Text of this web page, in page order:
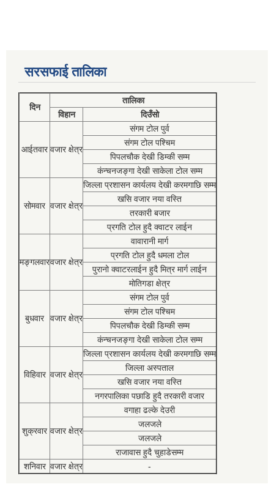
सरसफाई तालिका
दिन
तालिका
विहान
दिउँसो
आईतवार वजार क्षेत्र
संगम टोल पुर्व
संगम टोल पश्चिम
पिपलचौक देखी डिम्की सम्म
कंन्चनजङ्गा देखी साकेला टोल सम्म
सोमवार वजार क्षेत्र
जिल्ला प्रशासन कार्यलय देखी करमगाछि सम्म
खसि वजार नया वस्ति
तरकारी बजार
प्रगति टोल हुदै क्वाटर लाईन
मङ्गलवारवजार क्षेत्र
वावारानी मार्ग
प्रगति टोल हुदै धमला टोल
पुरानो क्वाटरलाईन हुदै मित्र मार्ग लाईन
मोतिगडा क्षेत्र
बुधवार वजार क्षेत्र
संगम टोल पुर्व
संगम टोल पश्चिम
पिपलचौक देखी डिम्की सम्म
कंन्चनजङ्गा देखी साकेला टोल सम्म
विहिवार वजार क्षेत्र
जिल्ला प्रशासन कार्यलय देखी करमगाछि सम्म
जिल्ला अस्पताल
खसि वजार नया वस्ति
नगरपालिका पछाडि हुदै तरकारी वजार
शुक्रवार वजार क्षेत्र
वगाहा ढल्के देउरी
जलजले
जलजले
राजावास हुदै चुहाडेसम्म
शनिवार वजार क्षेत्र -